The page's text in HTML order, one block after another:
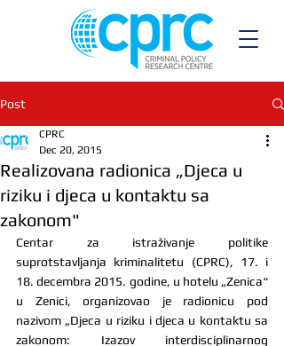
Post
Realizovana radionica „Djeca u
riziku i djeca u kontaktu sa
zakonom"
CPRC
Dec 20, 2015
Centar za istraživanje politike
suprotstavljanja kriminalitetu (CPRC), 17. i
18. decembra 2015. godine, u hotelu „Zenica“
u Zenici, organizovao je radionicu pod
nazivom „Djeca u riziku i djeca u kontaktu sa
zakonom: Izazov interdisciplinarnog